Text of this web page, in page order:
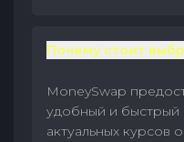
Почему стоит
MoneySwap
удобный и быстрый
актуальных курсов